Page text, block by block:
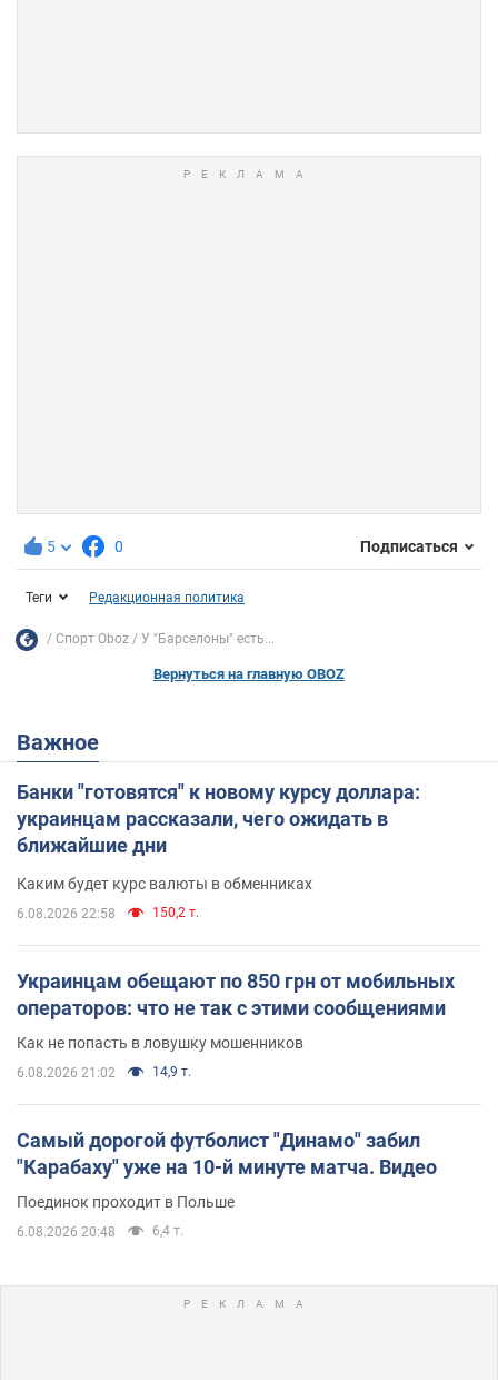
5 0 Подписаться
Теги Редакционная политика
Спорт Oboz У "Барселоны" есть...
Вернуться на главную OBOZ
Важное
Банки "готовятся" к новому курсу доллара:
украинцам рассказали, чего ожидать в
ближайшие дни
Каким будет курс валюты в обменниках
6.08.2026 22:58 150,2 т.
Украинцам обещают по 850 грн от мобильных
операторов: что не так с этими сообщениями
Как не попасть в ловушку мошенников
6.08.2026 21:02 14,9 т.
Самый дорогой футболист "Динамо" забил
"Карабаху" уже на 10-й минуте матча. Видео
Поединок проходит в Польше
6.08.2026 20:48 6,4 т.